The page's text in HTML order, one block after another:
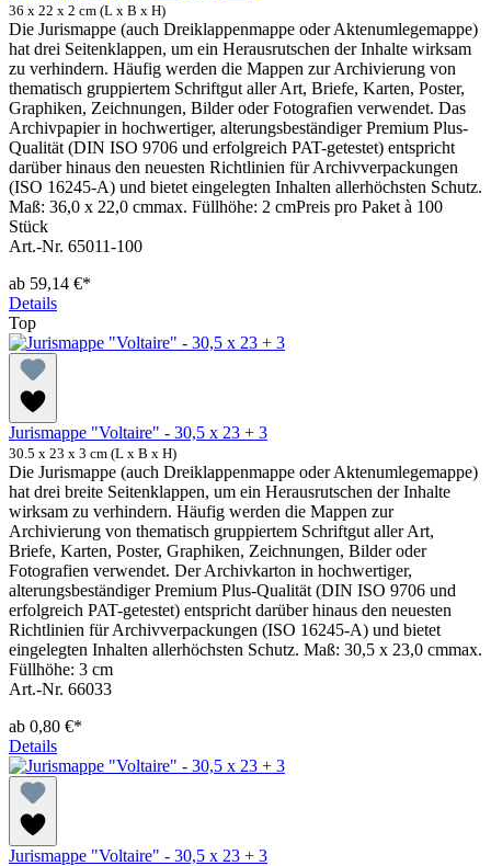
36 x 22 x 2 cm (L x B x H)
Die Jurismappe (auch Dreiklappenmappe oder Aktenumlegemappe)
hat drei Seitenklappen, um ein Herausrutschen der Inhalte wirksam
zu verhindern. Häufig werden die Mappen zur Archivierung von
thematisch gruppiertem Schriftgut aller Art, Briefe, Karten, Poster,
Graphiken, Zeichnungen, Bilder oder Fotografien verwendet. Das
Archivpapier in hochwertiger, alterungsbeständiger Premium Plus-
Qualität (DIN ISO 9706 und erfolgreich PAT-getestet) entspricht
darüber hinaus den neuesten Richtlinien für Archivverpackungen
(ISO 16245-A) und bietet eingelegten Inhalten allerhöchsten Schutz.
Maß: 36,0 x 22,0 cmmax. Füllhöhe: 2 cmPreis pro Paket à 100
Stück
Art.-Nr. 65011-100
ab 59,14 €*
Details
Top
Jurismappe "Voltaire" - 30,5 x 23 + 3
30.5 x 23 x 3 cm (L x B x H)
Die Jurismappe (auch Dreiklappenmappe oder Aktenumlegemappe)
hat drei breite Seitenklappen, um ein Herausrutschen der Inhalte
wirksam zu verhindern. Häufig werden die Mappen zur
Archivierung von thematisch gruppiertem Schriftgut aller Art,
Briefe, Karten, Poster, Graphiken, Zeichnungen, Bilder oder
Fotografien verwendet. Der Archivkarton in hochwertiger,
alterungsbeständiger Premium Plus-Qualität (DIN ISO 9706 und
erfolgreich PAT-getestet) entspricht darüber hinaus den neuesten
Richtlinien für Archivverpackungen (ISO 16245-A) und bietet
eingelegten Inhalten allerhöchsten Schutz. Maß: 30,5 x 23,0 cmmax.
Füllhöhe: 3 cm
Art.-Nr. 66033
ab 0,80 €*
Details
Jurismappe "Voltaire" - 30,5 x 23 + 3